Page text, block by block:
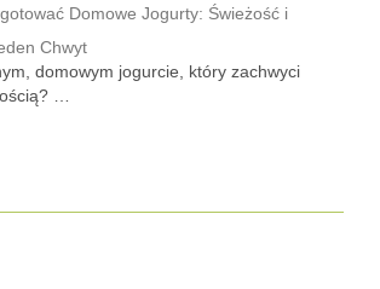
Domowe Jogurty: Świeżość i
Chwyt
domowym jogurcie, który zachwyci
…